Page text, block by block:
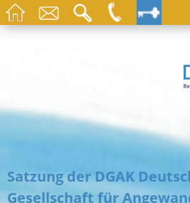
Satzung der DGAK
Gesellschaft für